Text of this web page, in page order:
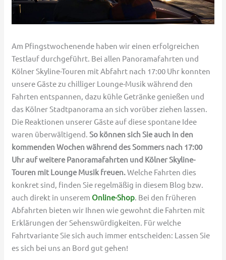
Am Pfingstwochenende haben wir einen erfolgreichen
Testlauf durchgeführt. Bei allen Panoramafahrten und
Kölner Skyline-Touren mit Abfahrt nach 17:00 Uhr konnten
unsere Gäste zu chilliger Lounge-Musik während den
Fahrten entspannen, dazu kühle Getränke genießen und
das Kölner Stadtpanorama an sich vorüber ziehen lassen.
Die Reaktionen unserer Gäste auf diese spontane Idee
waren überwältigend.So können sich Sie auch in den
kommenden Wochen während des Sommers nach 17:00
Uhr auf weitere Panoramafahrten und Kölner Skyline-
Touren mit Lounge Musik freuen.Welche Fahrten dies
konkret sind, finden Sie regelmäßig in diesem Blog bzw.
auch direkt in unserem Online-Shop. Bei den früheren
Abfahrten bieten wir Ihnen wie gewohnt die Fahrten mit
Erklärungen der Sehenswürdigkeiten. Für welche
Fahrtvariante Sie sich auch immer entscheiden: Lassen Sie
es sich bei uns an Bord gut gehen!